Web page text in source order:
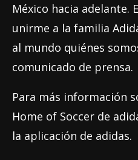
México hacia adelante.
unirme a la familia
al mundo quiénes
comunicado de prensa.
Para más información
Home of Soccer de
la aplicación de adidas.